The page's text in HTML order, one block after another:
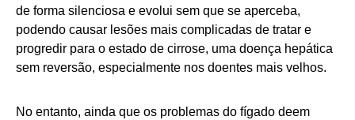
de forma silenciosa e evolui sem que se aperceba,
podendo causar lesões mais complicadas de tratar e
progredir para o estado de cirrose, uma doença hepática
sem reversão, especialmente nos doentes mais velhos.
No entanto, ainda que os problemas do fígado deem